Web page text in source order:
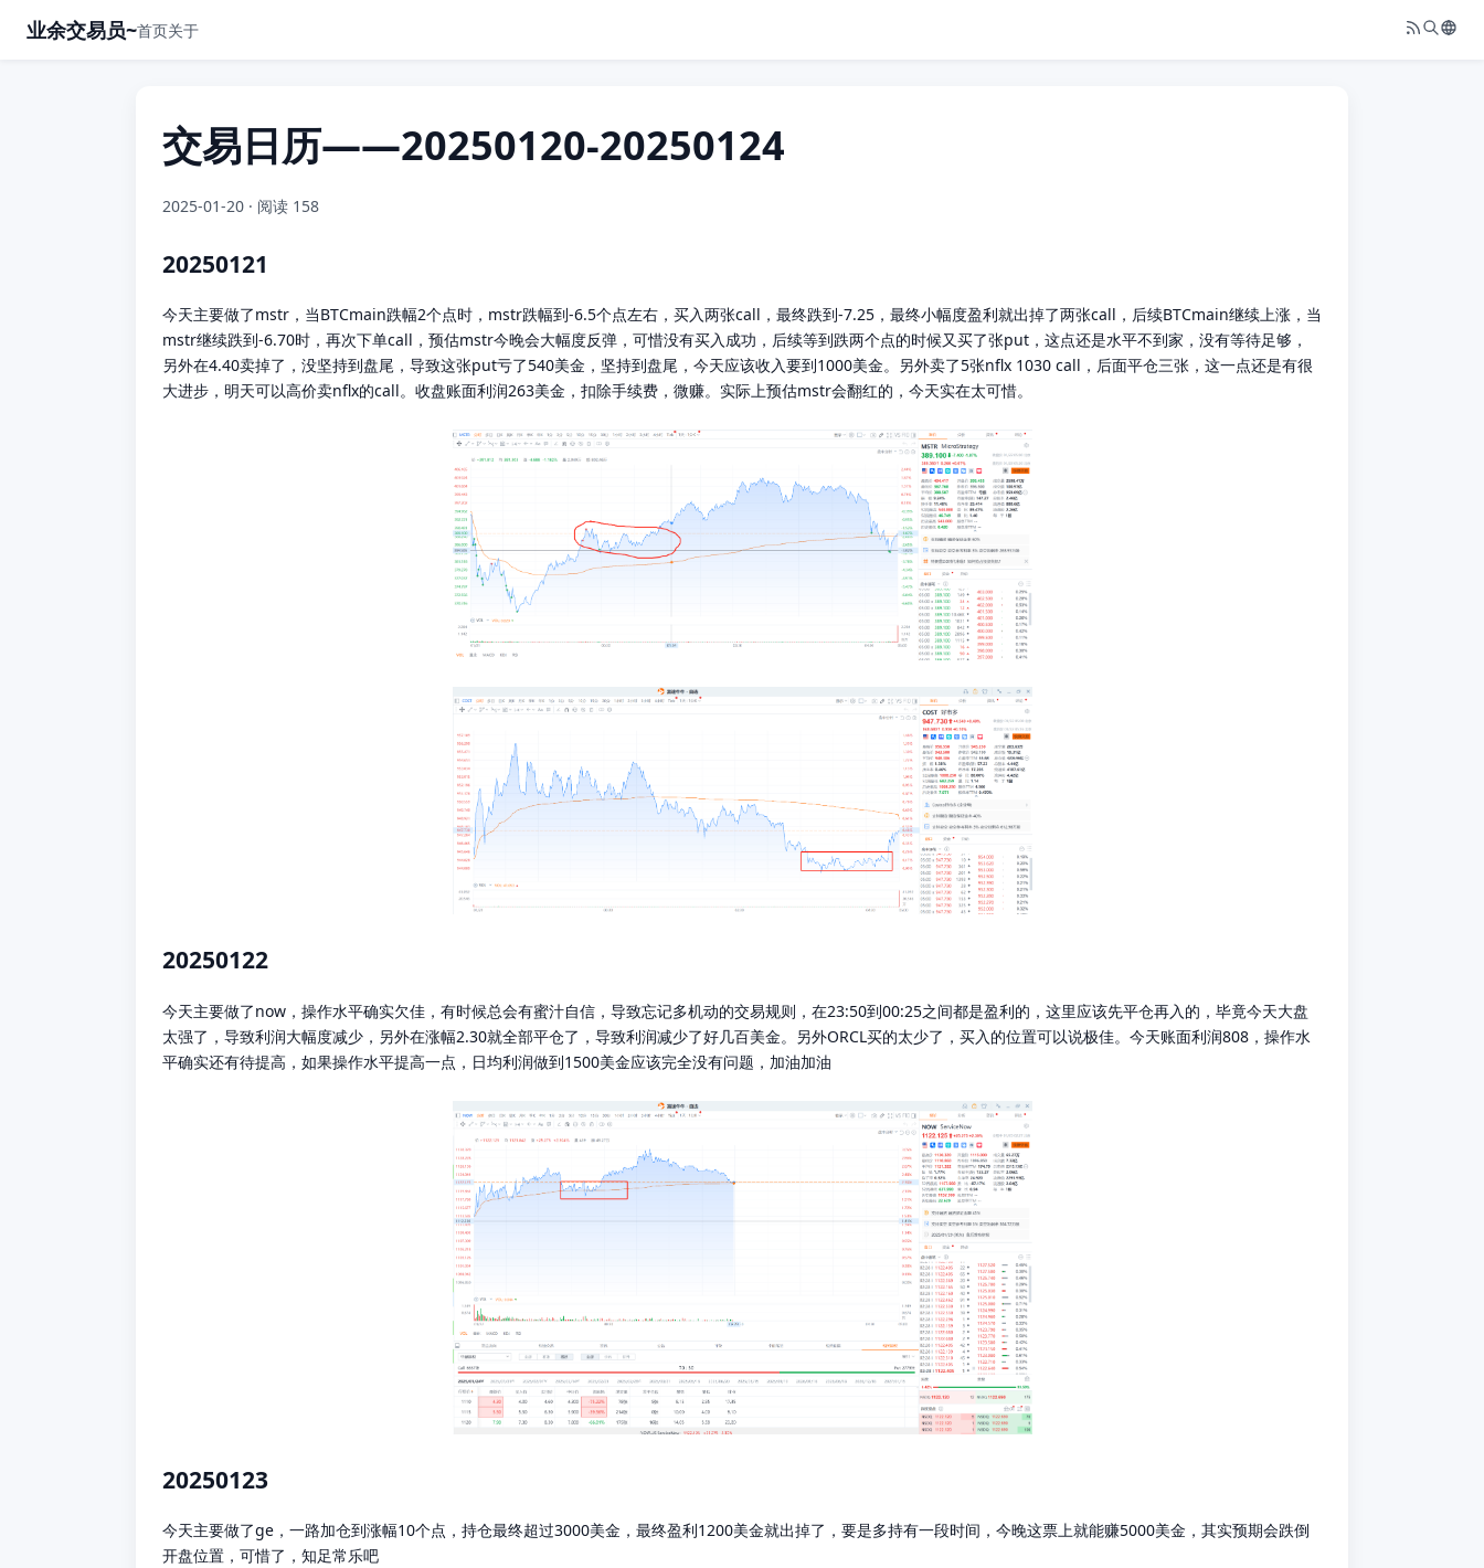
业余交易员~首页关于
交易日历——20250120-20250124
2025-01-20 · 阅读 158
20250121
今天主要做了mstr，当BTCmain跌幅2个点时，mstr跌幅到-6.5个点左右，买入两张call，最终跌到-7.25，最终小幅度盈利就出掉了两张call，后续BTCmain继续上涨，当
mstr继续跌到-6.70时，再次下单call，预估mstr今晚会大幅度反弹，可惜没有买入成功，后续等到跌两个点的时候又买了张put，这点还是水平不到家，没有等待足够，
另外在4.40卖掉了，没坚持到盘尾，导致这张put亏了540美金，坚持到盘尾，今天应该收入要到1000美金。另外卖了5张nflx 1030 call，后面平仓三张，这一点还是有很
大进步，明天可以高价卖nflx的call。收盘账面利润263美金，扣除手续费，微赚。实际上预估mstr会翻红的，今天实在太可惜。
20250122
今天主要做了now，操作水平确实欠佳，有时候总会有蜜汁自信，导致忘记多机动的交易规则，在23:50到00:25之间都是盈利的，这里应该先平仓再入的，毕竟今天大盘
太强了，导致利润大幅度减少，另外在涨幅2.30就全部平仓了，导致利润减少了好几百美金。另外ORCL买的太少了，买入的位置可以说极佳。今天账面利润808，操作水
平确实还有待提高，如果操作水平提高一点，日均利润做到1500美金应该完全没有问题，加油加油
20250123
今天主要做了ge，一路加仓到涨幅10个点，持仓最终超过3000美金，最终盈利1200美金就出掉了，要是多持有一段时间，今晚这票上就能赚5000美金，其实预期会跌倒
开盘位置，可惜了，知足常乐吧